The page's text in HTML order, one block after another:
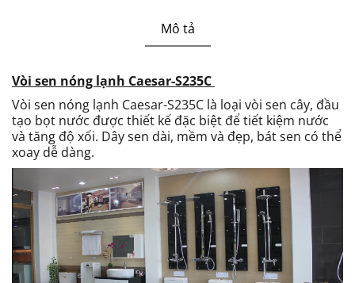
Mô tả
Vòi sen nóng lạnh Caesar-S235C
Vòi sen nóng lạnh Caesar-S235C là loại vòi sen cây, đầu
tạo bọt nước được thiết kế đặc biệt để tiết kiệm nước
và tăng độ xối. Dây sen dài, mềm và đẹp, bát sen có thể
xoay dễ dàng.